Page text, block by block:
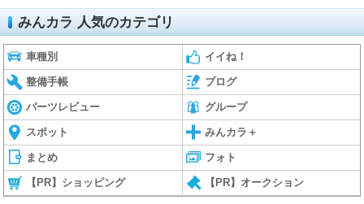
みんカラ 人気のカテゴリ
車種別 イイね！
整備手帳 ブログ
パーツレビュー グループ
スポット みんカラ＋
まとめ フォト
【PR】ショッピング 【PR】オークション